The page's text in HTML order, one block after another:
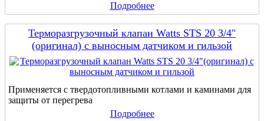
Подробнее
Терморазгрузочный клапан Watts STS 20 3/4"
(оригинал) с выносным датчиком и гильзой
Применяется с твердотопливными котлами и каминами для
защиты от перегрева
Подробнее